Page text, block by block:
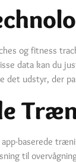
og fitness
data kan du
det udstyr, der
baserede
til